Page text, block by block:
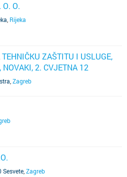
O.
Rijeka
ZAŠTITU I USLUGE,
2. CVJETNA 12
Zagreb
Sesvete Zagreb